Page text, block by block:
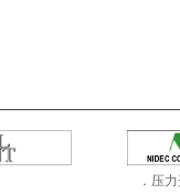
．压